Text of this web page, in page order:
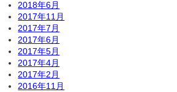
2018年6月
2017年11月
2017年7月
2017年6月
2017年5月
2017年4月
2017年2月
2016年11月